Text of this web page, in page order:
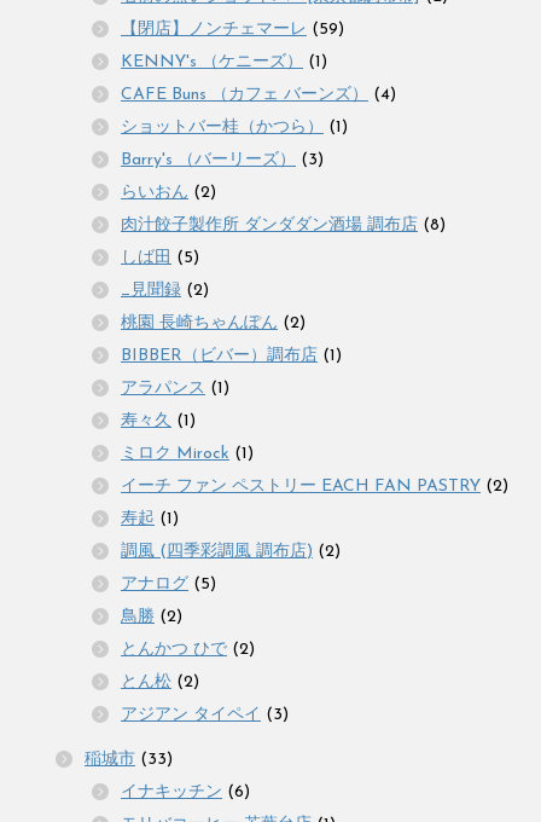
【閉店】ノンチェマーレ (59)
KENNY's （ケニーズ）
(1)
CAFE Buns （カフェ バーンズ）
(4)
ショットバー桂（かつら）
(1)
Barry's （バーリーズ）
(3)
らいおん (2)
肉汁餃子製作所 ダンダダン酒場 調布店 (8)
しば田 (5)
_見聞録 (2)
桃園 長崎ちゃんぽん (2)
BIBBER（ビバー）調布店 (1)
アラパンス (1)
寿々久 (1)
ミロク Mirock (1)
イーチ ファン ペストリー EACH FAN PASTRY (2)
寿起 (1)
調風 (四季彩調風 調布店) (2)
アナログ (5)
鳥勝 (2)
とんかつ ひで (2)
とん松 (2)
アジアン タイペイ (3)
稲城市 (33)
イナキッチン (6)